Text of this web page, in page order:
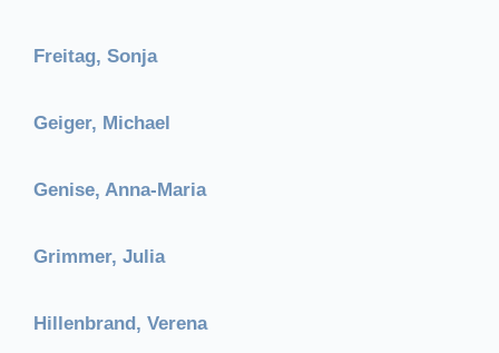
Freitag, Sonja
Geiger, Michael
Genise, Anna-Maria
Grimmer, Julia
Hillenbrand, Verena